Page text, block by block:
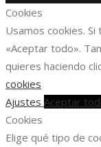
Cookies
Usamos cookies.
«Aceptar todo».
quieres haciendo
cookies
Ajustes Aceptar
Cookies
Elige qué tipo de